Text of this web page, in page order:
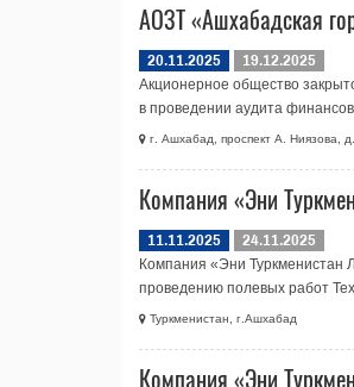
АОЗТ «Ашхабадская
20.11.2025
19.12.2025
Акционерное общество
в проведении аудита
г. Ашхабад, проспект А. Ниязова,
Компания «Эни
11.11.2025
24.11.2025
Компания «Эни Туркменистан
проведению полевых работ
Туркменистан, г.Ашхабад
Компания «Эни